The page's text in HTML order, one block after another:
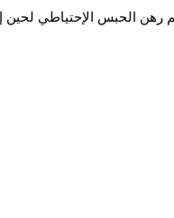
رهن الحبس الإحتياطي